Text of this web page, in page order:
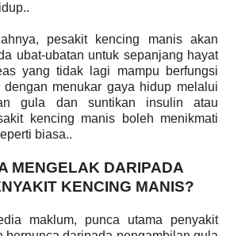
pesakit kencing manis akan
ubat-ubatan untuk sepanjang hayat
yang tidak lagi mampu berfungsi
menukar gaya hidup melalui
gula dan suntikan insulin atau
kencing manis boleh menikmati
biasa..
MENGELAK DARIPADA
KENCING MANIS?
maklum, punca utama penyakit